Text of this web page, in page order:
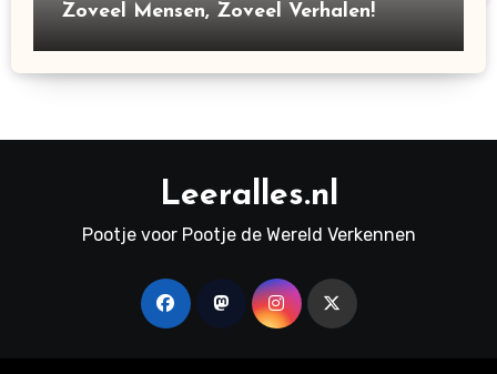
Zoveel Mensen, Zoveel Verhalen!
Leeralles.nl
Pootje voor Pootje de Wereld Verkennen